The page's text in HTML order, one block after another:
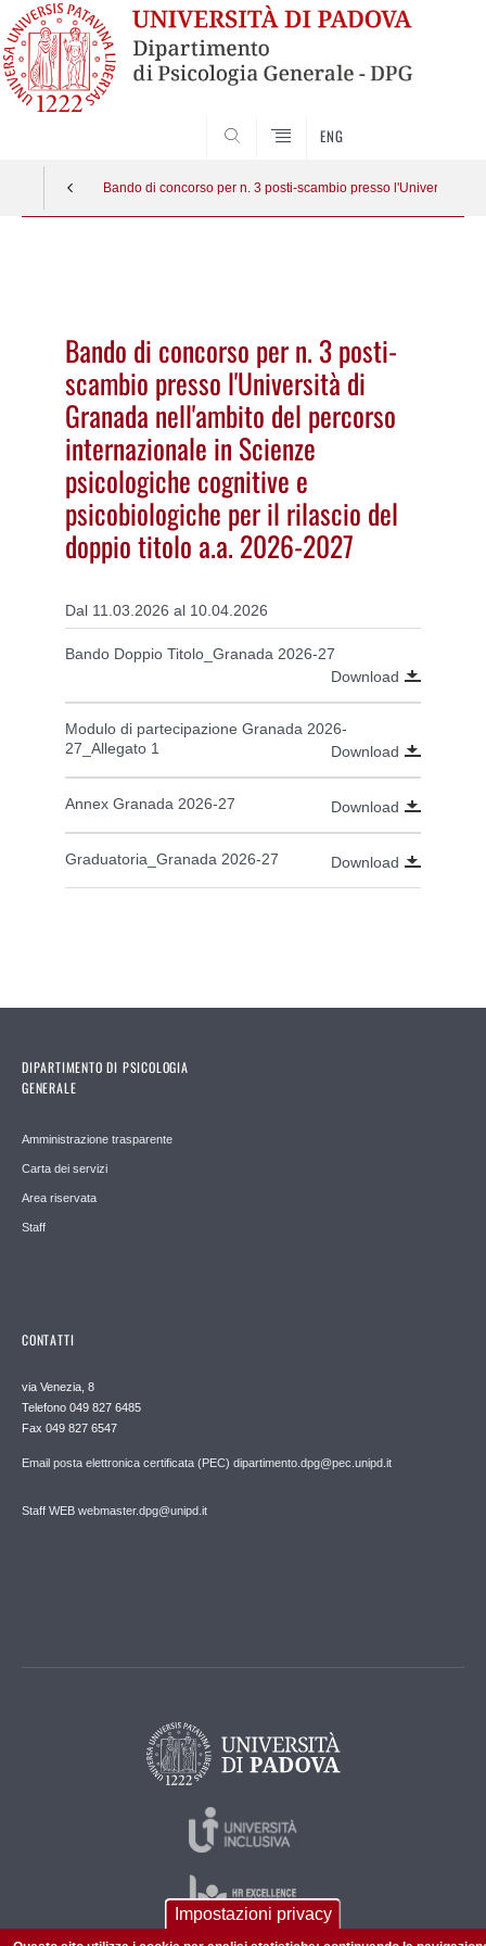
ENG
Bando di concorso per n. 3 posti-scambio presso l'Università
Bando di concorso per n. 3 posti-
scambio presso l'Università di
Granada nell'ambito del percorso
internazionale in Scienze
psicologiche cognitive e
psicobiologiche per il rilascio del
doppio titolo a.a. 2026-2027
Dal 11.03.2026 al 10.04.2026
Bando Doppio Titolo_Granada 2026-27
Download
Modulo di partecipazione Granada 2026-
27_Allegato 1
Download
Annex Granada 2026-27 Download
Graduatoria_Granada 2026-27 Download
DIPARTIMENTO DI PSICOLOGIA
GENERALE
Amministrazione trasparente
Carta dei servizi
Area riservata
Staff
CONTATTI
via Venezia, 8
Telefono 049 827 6485
Fax 049 827 6547
Email posta elettronica certificata (PEC) dipartimento.dpg@pec.unipd.it
Staff WEB webmaster.dpg@unipd.it
Impostazioni privacy